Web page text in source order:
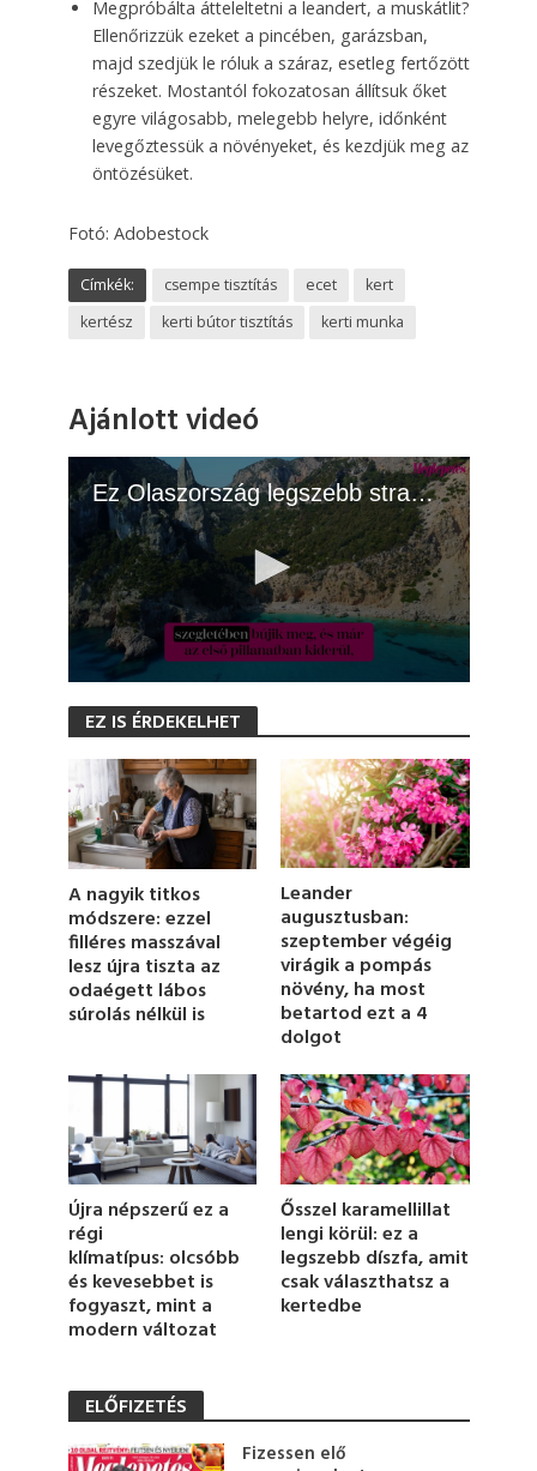
Megpróbálta átteleltetni a leandert, a muskátlit?
Ellenőrizzük ezeket a pincében, garázsban,
majd szedjük le róluk a száraz, esetleg fertőzött
részeket. Mostantól fokozatosan állítsuk őket
egyre világosabb, melegebb helyre, időnként
levegőztessük a növényeket, és kezdjük meg az
öntözésüket.
Fotó: Adobestock
Címkék: csempe tisztítás ecet
kert
kertész
kerti bútor tisztítás kerti munka
Ajánlott videó
Ez Olaszország legszebb strandja: a helyiek csak néhány turistának árulják el, hol van
s
n
d
s
o
f
m
i
n
u
t
e
,
e
n
d
s
EZ IS ÉRDEKELHET
A nagyik titkos
módszere: ezzel
filléres masszával
lesz újra tiszta az
odaégett lábos
súrolás nélkül is
Leander
augusztusban:
szeptember végéig
virágik a pompás
növény, ha most
betartod ezt a 4
dolgot
Újra népszerű ez a
régi
klímatípus: olcsóbb
és kevesebbet is
fogyaszt, mint a
modern változat
Ősszel karamellillat
lengi körül: ez a
legszebb díszfa, amit
csak választhatsz a
kertedbe
ELŐFIZETÉS
Fizessen elő